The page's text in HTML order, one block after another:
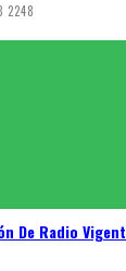
2248
De Radio